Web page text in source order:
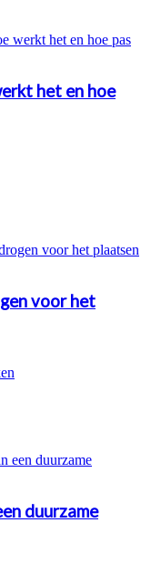
het en hoe
voor het
duurzame